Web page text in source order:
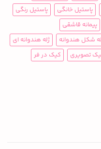
پاستیل خانگی
پاستیل رنگی
پیمانه قاشقی
شکل هندوانه
ژله هندوانه ای
تصویری
کیک در فر